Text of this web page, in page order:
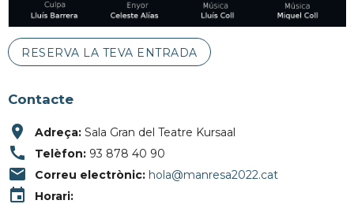
RESERVA LA TEVA ENTRADA
Contacte
place Adreça: Sala Gran del Teatre Kursaal
call Telèfon: 93 878 40 90
email Correu electrònic: hola@manresa2022.cat
event
Horari: